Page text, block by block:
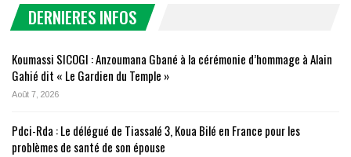
DERNIERES INFOS
Koumassi SICOGI : Anzoumana Gbané à la cérémonie d’hommage à Alain
Gahié dit « Le Gardien du Temple »
Août 7, 2026
Pdci-Rda : Le délégué de Tiassalé 3, Koua Bilé en France pour les
problèmes de santé de son épouse